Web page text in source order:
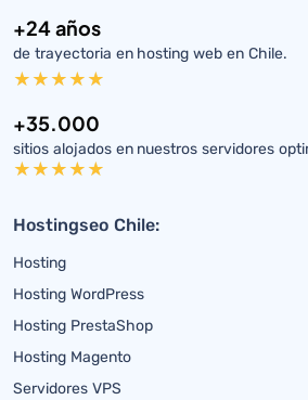
+24 años
de trayectoria en hosting web en Chile.
+35.000
sitios alojados en nuestros servidores
Hostingseo Chile:
Hosting
Hosting WordPress
Hosting PrestaShop
Hosting Magento
Servidores VPS